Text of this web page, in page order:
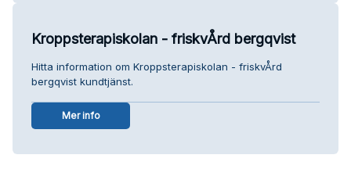
Kroppsterapiskolan - friskvÅrd bergqvist
Hitta information om Kroppsterapiskolan - friskvÅrd
bergqvist kundtjänst.
Mer info